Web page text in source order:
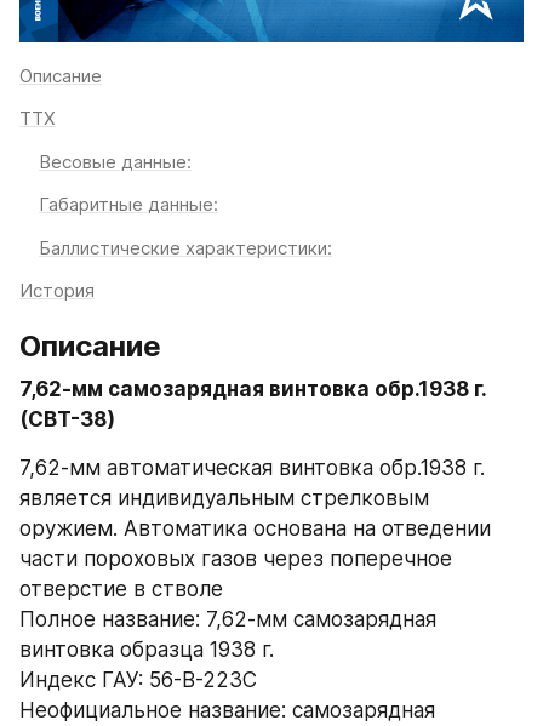
Описание
ТТХ
Весовые данные:
Габаритные данные:
Баллистические характеристики:
История
Описание
7,62-мм самозарядная винтовка обр.1938 г.
(СВТ-38)
7,62-мм автоматическая винтовка обр.1938 г.
является индивидуальным стрелковым
оружием. Автоматика основана на отведении
части пороховых газов через поперечное
отверстие в стволе
Полное название: 7,62-мм самозарядная
винтовка образца 1938 г.
Индекс ГАУ: 56-В-223С
Неофициальное название: самозарядная